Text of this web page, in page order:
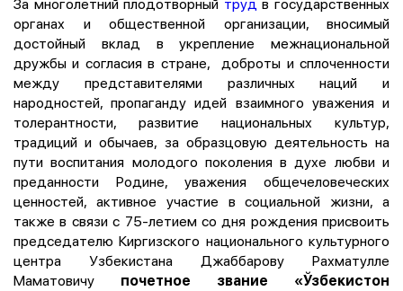
органах и общественной организации, вносимый
достойный вклад в укрепление межнациональной
дружбы и согласия в стране, доброты и сплоченности
между представителями различных наций и
народностей, пропаганду идей взаимного уважения и
толерантности, развитие национальных культур,
традиций и обычаев, за образцовую деятельность на
пути воспитания молодого поколения в духе любви и
преданности Родине, уважения общечеловеческих
ценностей, активное участие в социальной жизни, а
также в связи с 75-летием со дня рождения присвоить
председателю Киргизского национального культурного
центра Узбекистана Джаббарову Рахматулле
Маматовичу
почетное звание «Ўзбекистон